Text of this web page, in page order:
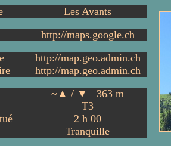
Les Avants
http://maps.google.ch
http://map.geo.admin.ch
http://map.geo.admin.ch
~▲ / ▼ 363 m
T3
2 h 00
Tranquille